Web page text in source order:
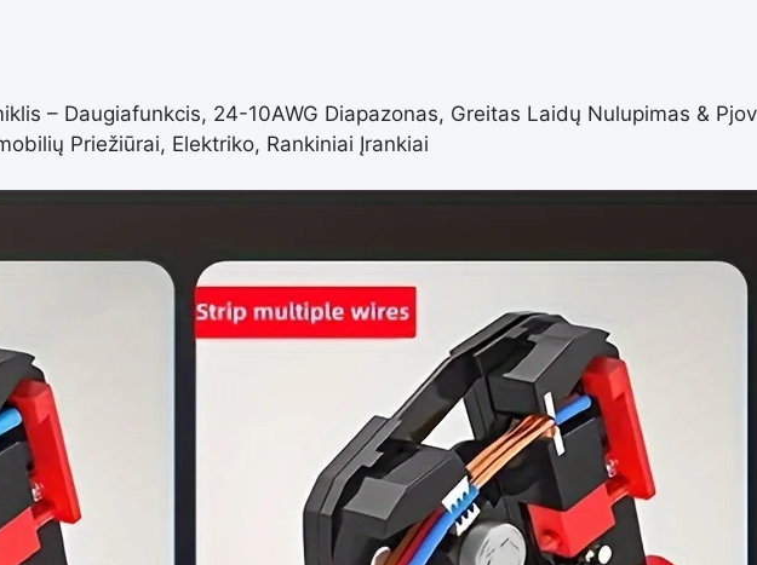
– Daugiafunkcis, 24-10AWG Diapazonas, Greitas Laidų Nulupimas &
Priežiūrai, Elektriko, Rankiniai Įrankiai